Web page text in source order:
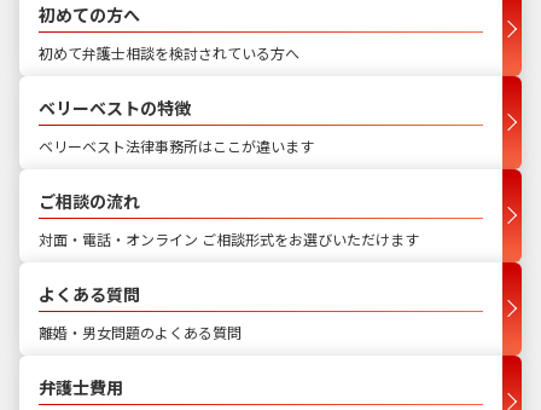
初めての方へ
初めて弁護士相談を検討されている方へ
ベリーベストの特徴
ベリーベスト法律事務所はここが違います
ご相談の流れ
対面・電話・オンライン ご相談形式をお選びいただけます
よくある質問
離婚・男女問題のよくある質問
弁護士費用